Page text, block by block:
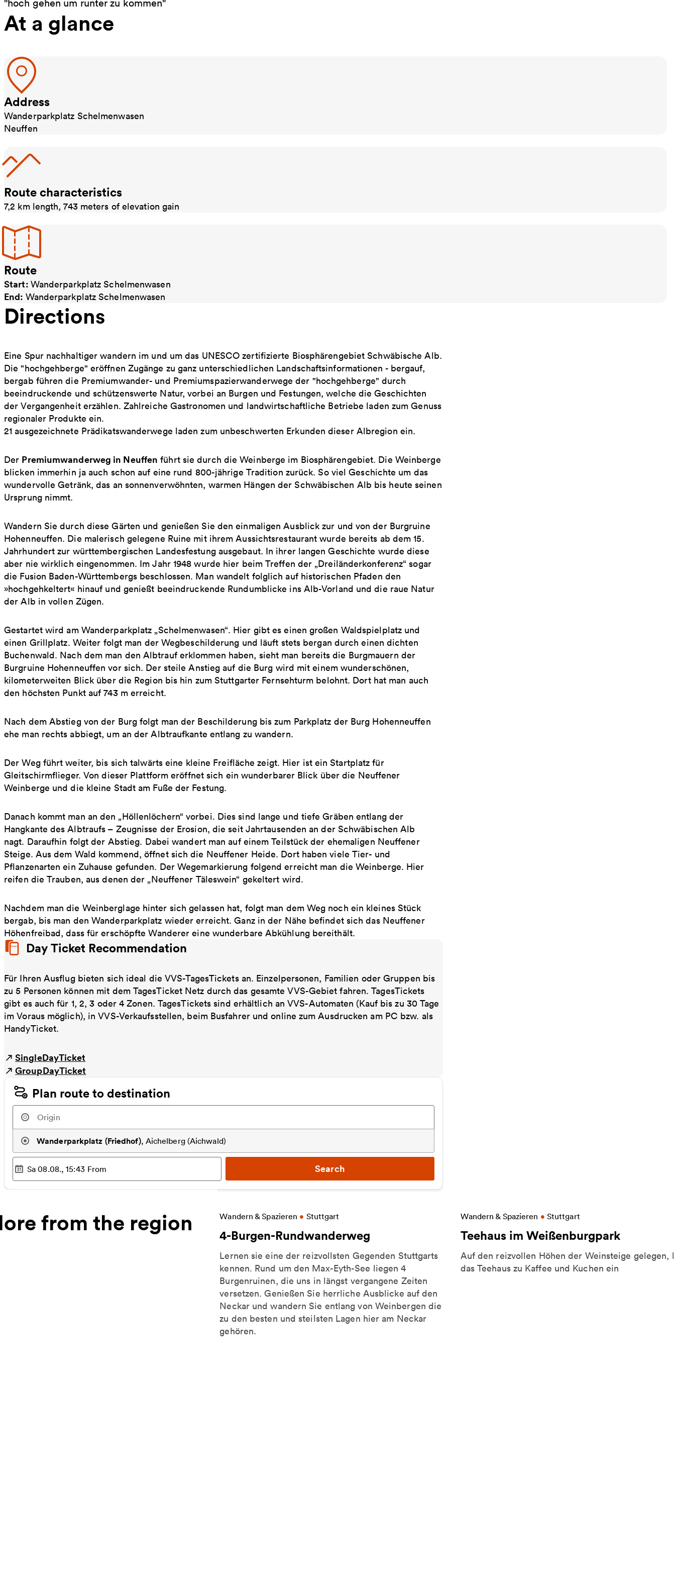
"hoch gehen um runter zu kommen"
At a glance
Address
Wanderparkplatz Schelmenwasen
Neuffen
Route characteristics
7,2 km length, 743 meters of elevation gain
Route
Start: Wanderparkplatz Schelmenwasen
End: Wanderparkplatz Schelmenwasen
Directions
Eine Spur nachhaltiger wandern im und um das UNESCO zertifizierte Biosphärengebiet Schwäbische Alb.
Die "hochgehberge" eröffnen Zugänge zu ganz unterschiedlichen Landschaftsinformationen - bergauf,
bergab führen die Premiumwander- und Premiumspazierwanderwege der "hochgehberge" durch
beeindruckende und schützenswerte Natur, vorbei an Burgen und Festungen, welche die Geschichten
der Vergangenheit erzählen. Zahlreiche Gastronomen und landwirtschaftliche Betriebe laden zum Genuss
regionaler Produkte ein.
21 ausgezeichnete Prädikatswanderwege laden zum unbeschwerten Erkunden dieser Albregion ein.
Der Premiumwanderweg in Neuffen führt sie durch die Weinberge im Biosphärengebiet. Die Weinberge
blicken immerhin ja auch schon auf eine rund 800-jährige Tradition zurück. So viel Geschichte um das
wundervolle Getränk, das an sonnenverwöhnten, warmen Hängen der Schwäbischen Alb bis heute seinen
Ursprung nimmt.
Wandern Sie durch diese Gärten und genießen Sie den einmaligen Ausblick zur und von der Burgruine
Hohenneuffen. Die malerisch gelegene Ruine mit ihrem Aussichtsrestaurant wurde bereits ab dem 15.
Jahrhundert zur württembergischen Landesfestung ausgebaut. In ihrer langen Geschichte wurde diese
aber nie wirklich eingenommen. Im Jahr 1948 wurde hier beim Treffen der „Dreiländerkonferenz“ sogar
die Fusion Baden-Württembergs beschlossen. Man wandelt folglich auf historischen Pfaden den
»hochgehkeltert« hinauf und genießt beeindruckende Rundumblicke ins Alb-Vorland und die raue Natur
der Alb in vollen Zügen.
Gestartet wird am Wanderparkplatz „Schelmenwasen“. Hier gibt es einen großen Waldspielplatz und
einen Grillplatz. Weiter folgt man der Wegbeschilderung und läuft stets bergan durch einen dichten
Buchenwald. Nach dem man den Albtrauf erklommen haben, sieht man bereits die Burgmauern der
Burgruine Hohenneuffen vor sich. Der steile Anstieg auf die Burg wird mit einem wunderschönen,
kilometerweiten Blick über die Region bis hin zum Stuttgarter Fernsehturm belohnt. Dort hat man auch
den höchsten Punkt auf 743 m erreicht.
Nach dem Abstieg von der Burg folgt man der Beschilderung bis zum Parkplatz der Burg Hohenneuffen
ehe man rechts abbiegt, um an der Albtraufkante entlang zu wandern.
Der Weg führt weiter, bis sich talwärts eine kleine Freifläche zeigt. Hier ist ein Startplatz für
Gleitschirmflieger. Von dieser Plattform eröffnet sich ein wunderbarer Blick über die Neuffener
Weinberge und die kleine Stadt am Fuße der Festung.
Danach kommt man an den „Höllenlöchern“ vorbei. Dies sind lange und tiefe Gräben entlang der
Hangkante des Albtraufs – Zeugnisse der Erosion, die seit Jahrtausenden an der Schwäbischen Alb
nagt. Daraufhin folgt der Abstieg. Dabei wandert man auf einem Teilstück der ehemaligen Neuffener
Steige. Aus dem Wald kommend, öffnet sich die Neuffener Heide. Dort haben viele Tier- und
Pflanzenarten ein Zuhause gefunden. Der Wegemarkierung folgend erreicht man die Weinberge. Hier
reifen die Trauben, aus denen der „Neuffener Täleswein“ gekeltert wird.
Nachdem man die Weinberglage hinter sich gelassen hat, folgt man dem Weg noch ein kleines Stück
bergab, bis man den Wanderparkplatz wieder erreicht. Ganz in der Nähe befindet sich das Neuffener
Höhenfreibad, dass für erschöpfte Wanderer eine wunderbare Abkühlung bereithält.
Day Ticket Recommendation
Für Ihren Ausflug bieten sich ideal die VVS-TagesTickets an. Einzelpersonen, Familien oder Gruppen bis
zu 5 Personen können mit dem TagesTicket Netz durch das gesamte VVS-Gebiet fahren. TagesTickets
gibt es auch für 1, 2, 3 oder 4 Zonen. TagesTickets sind erhältlich an VVS-Automaten (Kauf bis zu 30 Tage
im Voraus möglich), in VVS-Verkaufsstellen, beim Busfahrer und online zum Ausdrucken am PC bzw. als
HandyTicket.
SingleDayTicket
GroupDayTicket
Plan route to destination
Wanderparkplatz (Friedhof), Aichelberg (Aichwald)
Selected time
Sa 08.08., 15:43 From Search
from the region Wandern & Spazieren • Stuttgart
4-Burgen-Rundwanderweg
Lernen sie eine der reizvollsten Gegenden Stuttgarts
kennen. Rund um den Max-Eyth-See liegen 4
Burgenruinen, die uns in längst vergangene Zeiten
versetzen. Genießen Sie herrliche Ausblicke auf den
Neckar und wandern Sie entlang von Weinbergen die
zu den besten und steilsten Lagen hier am Neckar
gehören.
More information on 4-Burgen-Rundwanderweg Wandern & Spazieren • Stuttgart
Teehaus im Weißenburgpark
Auf den reizvollen Höhen der Weinsteige gelegen,
das Teehaus zu Kaffee und Kuchen ein
More information on Teehaus im Weißenburgpark